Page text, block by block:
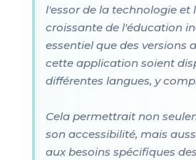
l'essor de la technologie et
croissante de l'éducation
essentiel que des versions
cette application soient
différentes langues, y
Cela permettrait non
son accessibilité, mais
aux besoins spécifiques